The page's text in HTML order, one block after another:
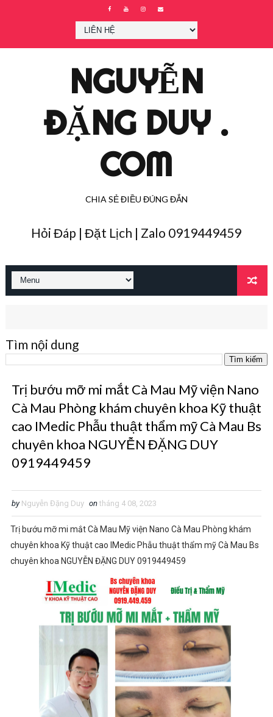
NGUYỄN
ĐẶNG DUY .
COM
CHIA SẺ ĐIỀU ĐÚNG ĐẮN
Hỏi Đáp | Đặt Lịch | Zalo 0919449459
Tìm nội dung
Trị bướu mỡ mi mắt Cà Mau Mỹ viện Nano
Cà Mau Phòng khám chuyên khoa Kỹ thuật
cao IMedic Phẫu thuật thẩm mỹ Cà Mau Bs
chuyên khoa NGUYỄN ĐẶNG DUY
0919449459
by Nguyễn Đặng Duy on tháng 4 08, 2023
Trị bướu mỡ mi mắt Cà Mau Mỹ viện Nano Cà Mau Phòng khám
chuyên khoa Kỹ thuật cao IMedic Phẫu thuật thẩm mỹ Cà Mau Bs
chuyên khoa NGUYỄN ĐẶNG DUY 0919449459